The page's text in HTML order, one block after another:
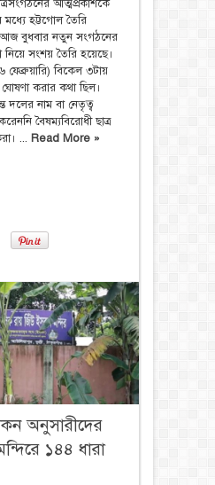
আত্মপ্রকাশকে
মধ্যে হট্টগোল তৈরি
আজ বুধবার নতুন সংগঠনের
সংশয় তৈরি হয়েছে।
ফেব্রুয়ারি) বিকেল ৩টায়
করার কথা ছিল।
দলের নাম বা নেতৃত্ব
বৈষম্যবিরোধী ছাত্র
... Read More »
অনুসারীদের
১৪৪ ধারা